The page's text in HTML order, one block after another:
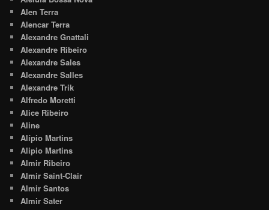
Alen Terra
Alencar Terra
Alexandre Gnattali
Alexandre Ribeiro
Alexandre Sales
Alexandre Salles
Alexandre Trik
Alfredo Moretti
Alice Ribeiro
Aline
Alípio Martins
Alipio Martins
Almir Ribeiro
Almir Saint-Clair
Almir Santos
Almir Sater